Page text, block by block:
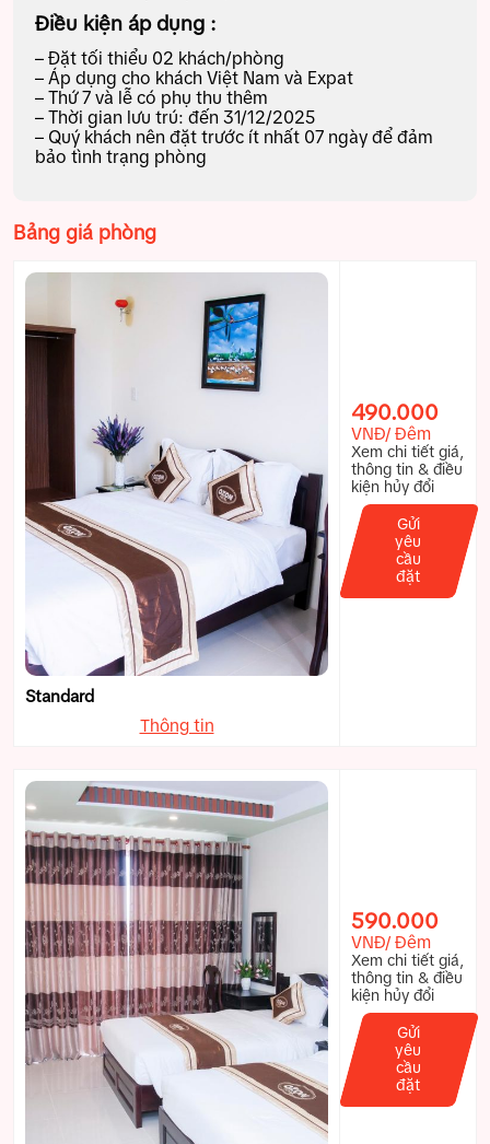
Điều kiện áp dụng :
– Đặt tối thiểu 02 khách/phòng
– Áp dụng cho khách Việt Nam và Expat
– Thứ 7 và lễ có phụ thu thêm
– Thời gian lưu trú: đến 31/12/2025
– Quý khách nên đặt trước ít nhất 07 ngày để đảm
bảo tình trạng phòng
Bảng giá phòng
Standard
Thông tin
490.000
VNĐ/ Đêm
Xem chi tiết giá,
thông tin & điều
kiện hủy đổi
Gửi
yêu
cầu
đặt
590.000
VNĐ/ Đêm
Xem chi tiết giá,
thông tin & điều
kiện hủy đổi
Gửi
yêu
cầu
đặt